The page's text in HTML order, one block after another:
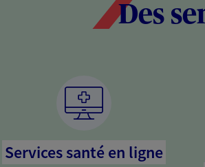
Des
Services santé en ligne